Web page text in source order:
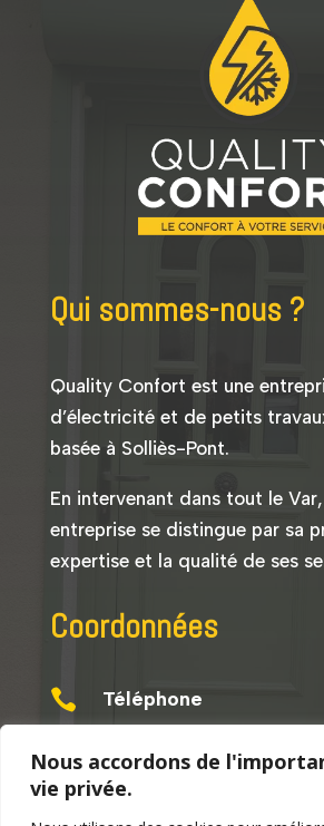
Nous accordons de
vie privée.
Qui sommes-nous ?
Quality Confort est une
d’électricité et de petits
basée à Solliès-Pont.
En intervenant dans tout le
entreprise se distingue par sa
expertise et la qualité de ses
Coordonnées
 Téléphone
 Email